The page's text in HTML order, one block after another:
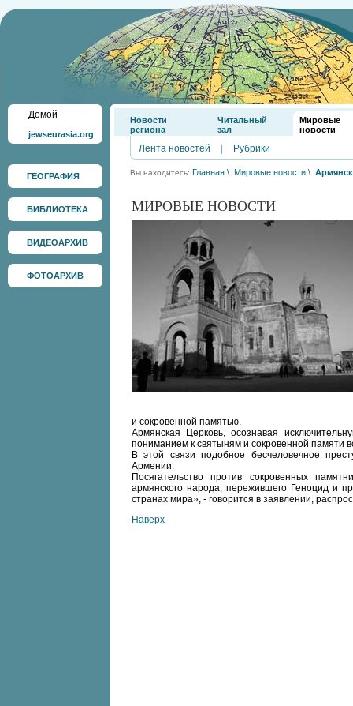
Домой
jewseurasia.org
ГЕОГРАФИЯ
БИБЛИОТЕКА
ВИДЕОАРХИВ
ФОТОАРХИВ
Новости
региона
Читальный
зал
Мировые
новости
Лента новостей Рубрики
Вы находитесь: Главная \ Мировые новости \
МИРОВЫЕ НОВОСТИ
и сокровенной памятью.
Армянская Церковь, осознавая
пониманием к святыням и сокровенной памяти
В этой связи подобное бесчеловечное
Армении.
Посягательство против сокровенных
армянского народа, пережившего Геноцид и
странах мира», - говорится в заявлении,
Наверх